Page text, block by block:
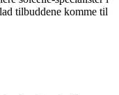
tilbuddene komme til